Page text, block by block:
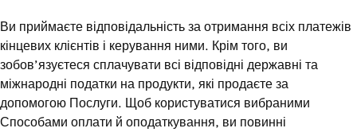
Ви приймаєте відповідальність за отримання всіх платежів
кінцевих клієнтів і керування ними. Крім того, ви
зобов’язуєтеся сплачувати всі відповідні державні та
міжнародні податки на продукти, які продаєте за
допомогою Послуги. Щоб користуватися вибраними
Способами оплати й оподаткування, ви повинні